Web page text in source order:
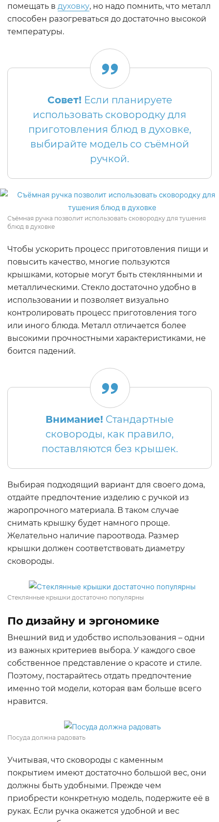
помещать в духовку, но надо помнить, что металл
способен разогреваться до достаточно высокой
температуры.
Совет! Если планируете
использовать сковородку для
приготовления блюд в духовке,
выбирайте модель со съёмной
ручкой.
Съёмная ручка позволит использовать сковородку для тушения
блюд в духовке
Чтобы ускорить процесс приготовления пищи и
повысить качество, многие пользуются
крышками, которые могут быть стеклянными и
металлическими. Стекло достаточно удобно в
использовании и позволяет визуально
контролировать процесс приготовления того
или иного блюда. Металл отличается более
высокими прочностными характеристиками, не
боится падений.
Внимание! Стандартные
сковороды, как правило,
поставляются без крышек.
Выбирая подходящий вариант для своего дома,
отдайте предпочтение изделию с ручкой из
жаропрочного материала. В таком случае
снимать крышку будет намного проще.
Желательно наличие пароотвода. Размер
крышки должен соответствовать диаметру
сковороды.
Стеклянные крышки достаточно популярны
По дизайну и эргономике
Внешний вид и удобство использования – одни
из важных критериев выбора. У каждого свое
собственное представление о красоте и стиле.
Поэтому, постарайтесь отдать предпочтение
именно той модели, которая вам больше всего
нравится.
Посуда должна радовать
Учитывая, что сковороды с каменным
покрытием имеют достаточно большой вес, они
должны быть удобными. Прежде чем
приобрести конкретную модель, подержите её в
руках. Если ручка окажется удобной и вес